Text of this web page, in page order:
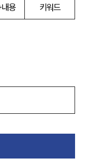
용 키워드